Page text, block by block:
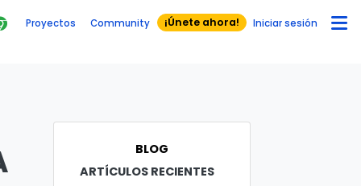
Proyectos Community ¡Únete ahora! Iniciar sesión
BLOG
ARTÍCULOS RECIENTES